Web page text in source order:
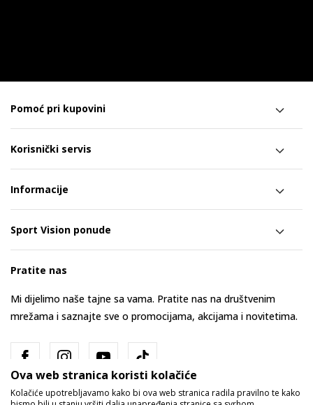
Pomoć pri kupovini
Korisnički servis
Informacije
Sport Vision ponude
Pratite nas
Mi dijelimo naše tajne sa vama. Pratite nas na društvenim
mrežama i saznajte sve o promocijama, akcijama i novitetima.
Ova web stranica koristi kolačiće
Kolačiće upotrebljavamo kako bi ova web stranica radila pravilno te kako